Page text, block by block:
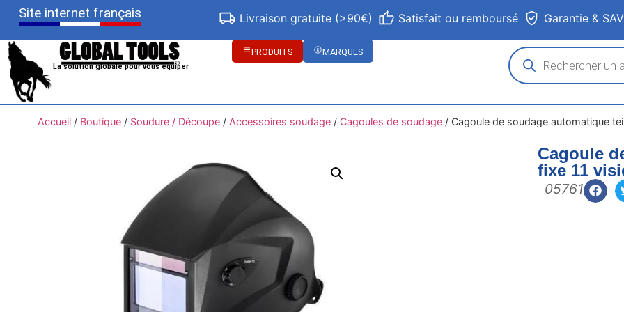
Site internet français Livraison gratuite (>90€) Satisfait ou remboursé Garantie & SAV
La solution globale pour vous équiper
PRODUITS MARQUES
Accueil/ Boutique/ Soudure / Découpe/ Accessoires soudage/ Cagoules de soudage/ Cagoule de soudage automatique
Cagoule
fixe 11
05761